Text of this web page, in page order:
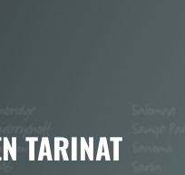
TARINAT